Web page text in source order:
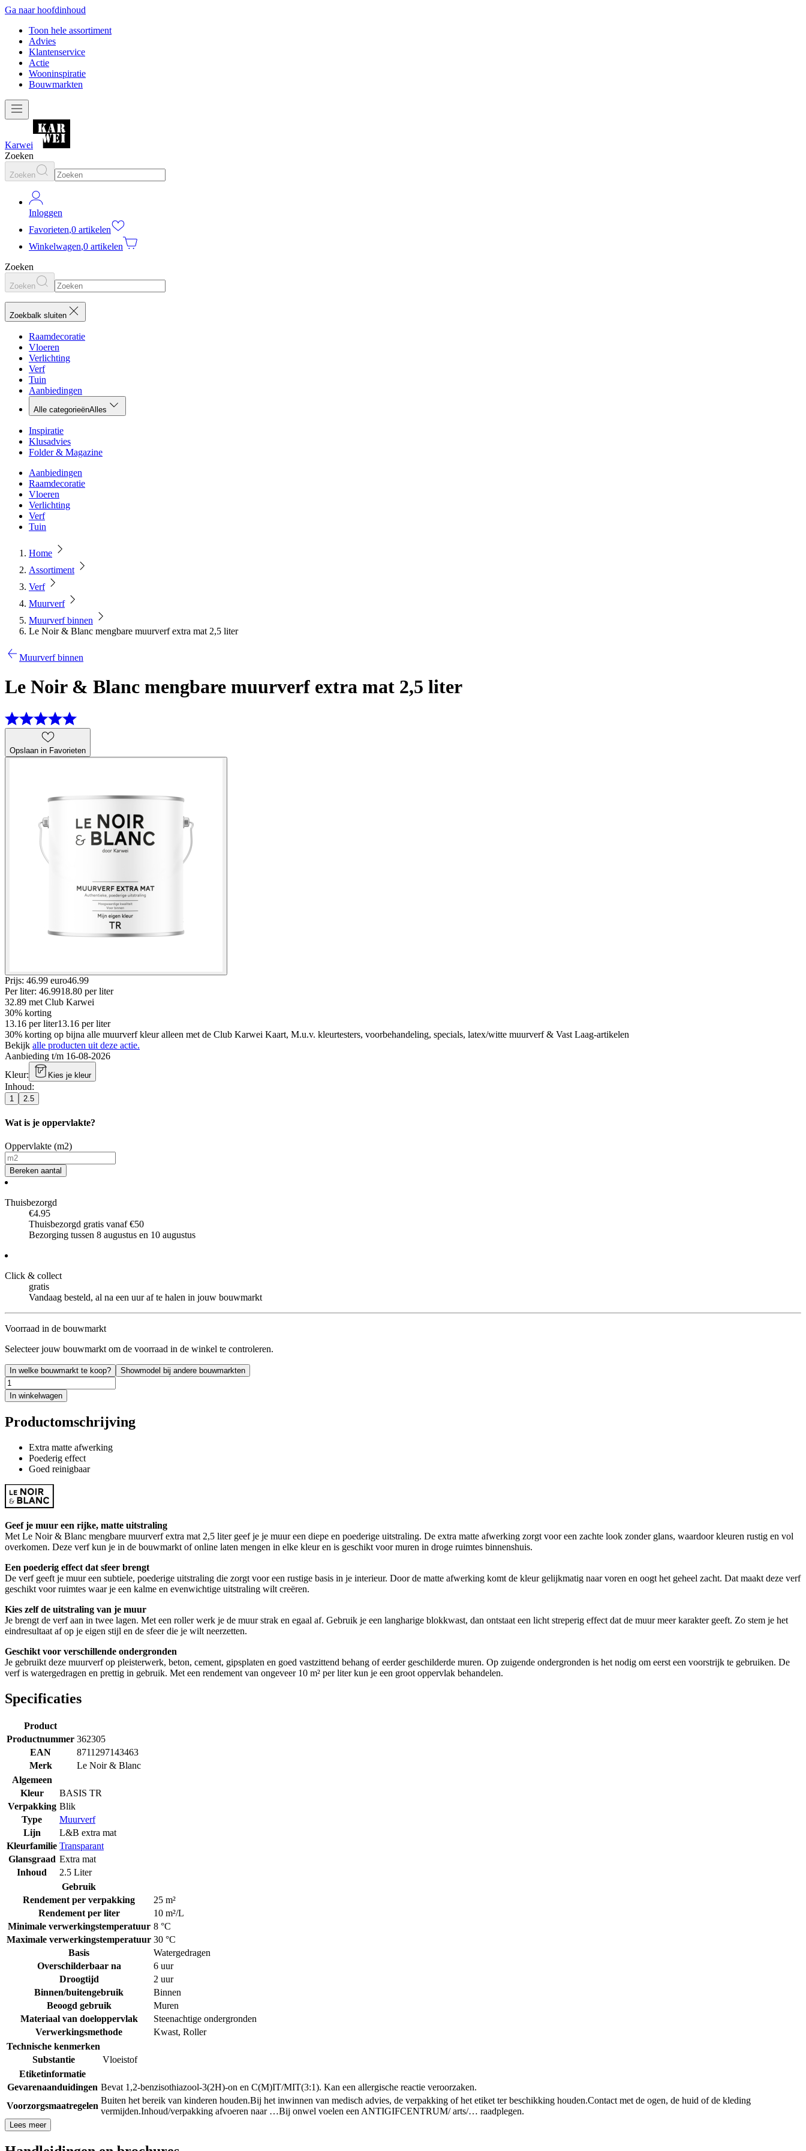
Ga naar hoofdinhoud
Toon hele assortiment
Advies
Klantenservice
Actie
Wooninspiratie
Bouwmarkten
Karwei
Zoeken
Zoeken
Inloggen
Favorieten,0 artikelen
Winkelwagen,0 artikelen
Zoeken
Zoeken
Zoekbalk sluiten
Raamdecoratie
Vloeren
Verlichting
Verf
Tuin
Aanbiedingen
Alle categorieënAlles
Inspiratie
Klusadvies
Folder & Magazine
Aanbiedingen
Raamdecoratie
Vloeren
Verlichting
Verf
Tuin
Home
Assortiment
Verf
Muurverf
Muurverf binnen
Le Noir & Blanc mengbare muurverf extra mat 2,5 liter
Muurverf binnen
Le Noir & Blanc mengbare muurverf extra mat 2,5 liter
Opslaan in Favorieten
Prijs: 46.99 euro46.99
Per liter: 46.9918.80 per liter
32.89 met Club Karwei
30% korting
13.16 per liter13.16 per liter
30% korting op bijna alle muurverf kleur alleen met de Club Karwei Kaart, M.u.v. kleurtesters, voorbehandeling, specials, latex/witte muurverf & Vast Laag-artikelen
Bekijk alle producten uit deze actie.
Aanbieding t/m 16-08-2026
Kleur: Kies je kleur
Inhoud:
1 2.5
Wat is je oppervlakte?
Oppervlakte (m2)
Bereken aantal
Thuisbezorgd
€4.95
Thuisbezorgd gratis vanaf €50
Bezorging tussen 8 augustus en 10 augustus
Click & collect
gratis
Vandaag besteld, al na een uur af te halen in jouw bouwmarkt
Voorraad in de bouwmarkt
Selecteer jouw bouwmarkt om de voorraad in de winkel te controleren.
In welke bouwmarkt te koop? Showmodel bij andere bouwmarkten
In winkelwagen
Productomschrijving
Extra matte afwerking
Poederig effect
Goed reinigbaar
Geef je muur een rijke, matte uitstraling
Met Le Noir & Blanc mengbare muurverf extra mat 2,5 liter geef je je muur een diepe en poederige uitstraling. De extra matte afwerking zorgt voor een zachte look zonder glans, waardoor kleuren rustig en vol
overkomen. Deze verf kun je in de bouwmarkt of online laten mengen in elke kleur en is geschikt voor muren in droge ruimtes binnenshuis.
Een poederig effect dat sfeer brengt
De verf geeft je muur een subtiele, poederige uitstraling die zorgt voor een rustige basis in je interieur. Door de matte afwerking komt de kleur gelijkmatig naar voren en oogt het geheel zacht. Dat maakt deze verf
geschikt voor ruimtes waar je een kalme en evenwichtige uitstraling wilt creëren.
Kies zelf de uitstraling van je muur
Je brengt de verf aan in twee lagen. Met een roller werk je de muur strak en egaal af. Gebruik je een langharige blokkwast, dan ontstaat een licht streperig effect dat de muur meer karakter geeft. Zo stem je het
eindresultaat af op je eigen stijl en de sfeer die je wilt neerzetten.
Geschikt voor verschillende ondergronden
Je gebruikt deze muurverf op pleisterwerk, beton, cement, gipsplaten en goed vastzittend behang of eerder geschilderde muren. Op zuigende ondergronden is het nodig om eerst een voorstrijk te gebruiken. De
verf is watergedragen en prettig in gebruik. Met een rendement van ongeveer 10 m² per liter kun je een groot oppervlak behandelen.
Specificaties
Product
Productnummer 362305
EAN
8711297143463
Merk
Le Noir & Blanc
Algemeen
Kleur
BASIS TR
Verpakking Blik
Type
Muurverf
Lijn
L&B extra mat
Kleurfamilie Transparant
Glansgraad Extra mat
Inhoud
2.5 Liter
Gebruik
Rendement per verpakking
25 m²
Rendement per liter
10 m²/L
Minimale verwerkingstemperatuur 8 °C
Maximale verwerkingstemperatuur 30 °C
Basis
Watergedragen
Overschilderbaar na
6 uur
Droogtijd
2 uur
Binnen/buitengebruik
Binnen
Beoogd gebruik
Muren
Materiaal van doeloppervlak
Steenachtige ondergronden
Verwerkingsmethode
Kwast, Roller
Technische kenmerken
Substantie
Vloeistof
Etiketinformatie
Gevarenaanduidingen Bevat 1,2-benzisothiazool-3(2H)-on en C(M)IT/MIT(3:1). Kan een allergische reactie veroorzaken.
Voorzorgsmaatregelen
Buiten het bereik van kinderen houden.Bij het inwinnen van medisch advies, de verpakking of het etiket ter beschikking houden.Contact met de ogen, de huid of de kleding
vermijden.Inhoud/verpakking afvoeren naar …Bij onwel voelen een ANTIGIFCENTRUM/ arts/… raadplegen.
Lees meer